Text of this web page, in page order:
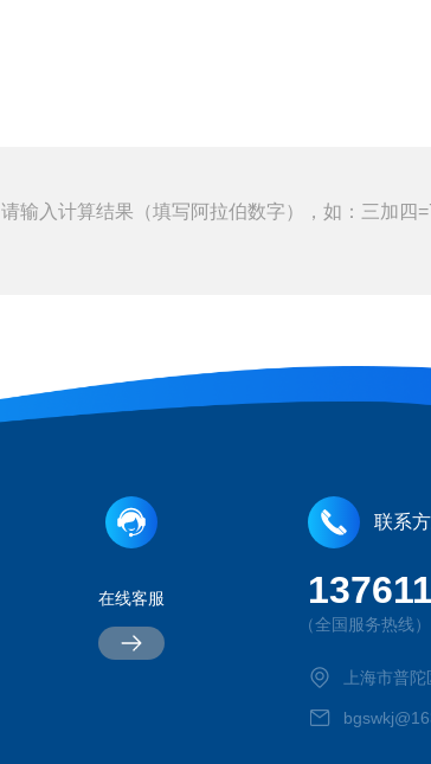
请输入计算结果（填写阿拉伯数字），如：三加四
在线客服
联系
（全国服务热线）
上海市普